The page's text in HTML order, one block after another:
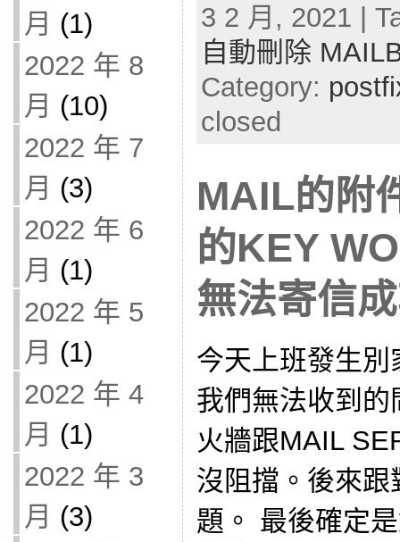
月 (1)
2022 年 8
月 (10)
2022 年 7
月 (3)
2022 年 6
月 (1)
2022 年 5
月 (1)
2022 年 4
月 (1)
2022 年 3
月 (3)
3 2 月, 2021 |
自動刪除
Category:
closed
MAIL的附
的KEY
無法寄信
今天上班發生
我們無法收到
火牆跟MAIL
沒阻擋。後來
題。 最後確定